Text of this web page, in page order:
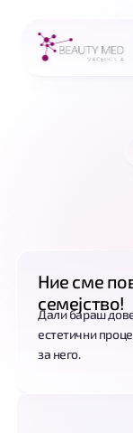
Ние сме
семејство!
Дали бараш
естетични
за него.